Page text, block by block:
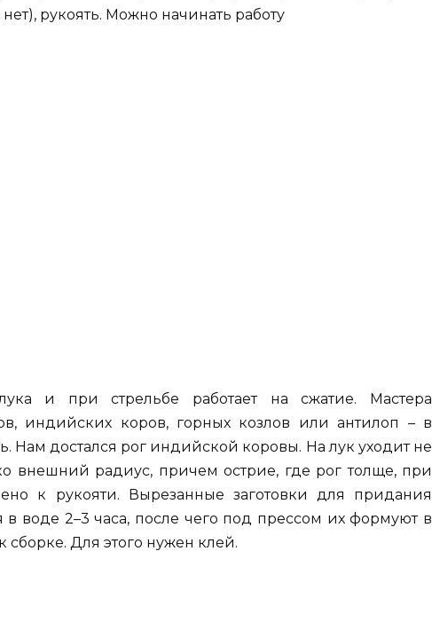
рукоять. Можно начинать работу
и при стрельбе работает на сжатие. Мастера
индийских коров, горных козлов или антилоп – в
Нам достался рог индийской коровы. На лук уходит не
внешний радиус, причем острие, где рог толще, при
к рукояти. Вырезанные заготовки для придания
в воде 2–3 часа, после чего под прессом их формуют в
сборке. Для этого нужен клей.